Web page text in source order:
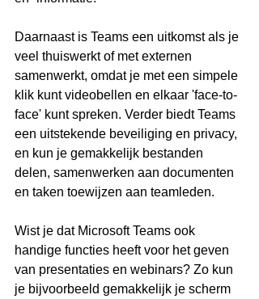
Daarnaast is Teams een uitkomst als je
veel thuiswerkt of met externen
samenwerkt, omdat je met een simpele
klik kunt videobellen en elkaar 'face-to-
face' kunt spreken. Verder biedt Teams
een uitstekende beveiliging en privacy,
en kun je gemakkelijk bestanden
delen, samenwerken aan documenten
en taken toewijzen aan teamleden.
Wist je dat Microsoft Teams ook
handige functies heeft voor het geven
van presentaties en webinars? Zo kun
je bijvoorbeeld gemakkelijk je scherm